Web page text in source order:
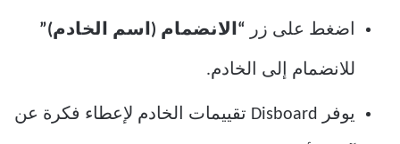
اضغط على زر “الانضمام (اسم الخادم)”
للانضمام إلى الخادم.
يوفر Disboard تقييمات الخادم لإعطاء فكرة عن